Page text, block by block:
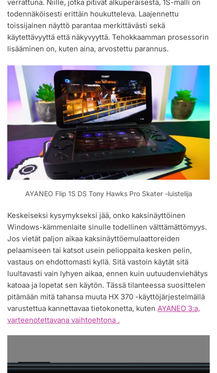
verrattuna. Niille, jotka pitivät alkuperäisestä, 1S-malli on
todennäköisesti erittäin houkutteleva. Laajennettu
toissijainen näyttö parantaa merkittävästi sekä
käytettävyyttä että näkyvyyttä. Tehokkaamman prosessorin
lisääminen on, kuten aina, arvostettu parannus.
AYANEO Flip 1S DS Tony Hawks Pro Skater -luistelija
Keskeiseksi kysymykseksi jää, onko kaksinäyttöinen
Windows-kämmenlaite sinulle todellinen välttämättömyys.
Jos vietät paljon aikaa kaksinäyttöemulaattoreiden
pelaamiseen tai katsot usein pelioppaita kesken pelin,
vastaus on ehdottomasti kyllä. Sitä vastoin käytät sitä
luultavasti vain lyhyen aikaa, ennen kuin uutuudenviehätys
katoaa ja lopetat sen käytön. Tässä tilanteessa suosittelen
pitämään mitä tahansa muuta HX 370 -käyttöjärjestelmällä
varustettua kannettavaa tietokonetta, kuten AYANEO 3:a,
varteenotettavana vaihtoehtona .